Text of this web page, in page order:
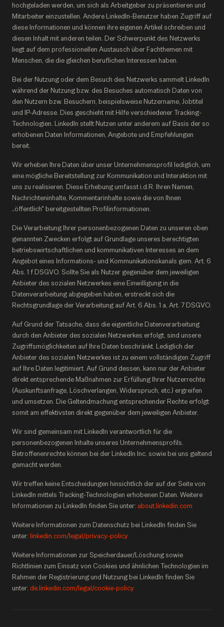
hochgeladen werden, um sich als Arbeitgeber zu präsentieren und
Mitarbeiter einzustellen. Andere LinkedIn-Benutzer haben Zugriff auf
diese Informationen und können ihre eigenen Artikel schreiben und
diesen Inhalt mit anderen teilen. Der Schwerpunkt des Netzwerks
liegt auf dem professionellen Austausch über Fachthemen mit
Menschen, die die gleichen beruflichen Interessen haben.
Bei der Nutzung oder dem Besuch des Netzwerks sammelt LinkedIn
während der Nutzung bzw. des Besuches automatisch Daten von
den Nutzern bzw. Besuchern, beispielsweise Nutzername, Jobtitel
und IP-Adresse. Dies geschieht mit Hilfe verschiedener Tracking-
Technologien. LinkedIn stellt Nutzen unter anderem auf Basis der so
erhobenen Daten Informationen, Angebote und Empfehlungen
bereit.
Wir erheben Ihre Daten über unser Unternehmensprofil lediglich, um
eine mögliche Bereitstellung zur Kommunikation und Interaktion mit
uns zu realisieren. Diese Erhebung umfasst i.d.R. Ihren Namen,
Nachrichteninhalte, Kommentarinhalte sowie die von Ihnen
„öffentlich" bereitgestellten Profilinformationen.
Die Verarbeitung Ihrer personenbezogenen Daten zu unseren oben
genannten Zwecken erfolgt auf Grundlage unseres berechtigten
betriebswirtschaftlichen und kommunikativen Interesses an dem
Angebot eines Informations- und Kommunikationskanals gem. Art. 6
Abs. 1 f DSGVO. Sollte Sie als Nutzer gegenüber dem jeweiligen
Anbieter des sozialen Netzwerkes eine Einwilligung in die
Datenverarbeitung abgegeben haben, erstreckt sich die
Rechtsgrundlage der Verarbeitung auf Art. 6 Abs. 1 a, Art. 7 DSGVO.
Auf Grund der Tatsache, dass die eigentliche Datenverarbeitung
durch den Anbieter des sozialen Netzwerkes erfolgt, sind unsere
Zugriffsmöglichkeiten auf Ihre Daten beschränkt. Lediglich der
Anbieter des sozialen Netzwerkes ist zu einem vollständigen Zugriff
auf Ihre Daten legitimiert. Auf Grund dessen, kann nur der Anbieter
direkt entsprechende Maßnahmen zur Erfüllung Ihrer Nutzerrechte
(Auskunftsanfrage, Löschverlangen, Widerspruch, etc.) ergreifen
und umsetzen. Die Geltendmachung entsprechender Rechte erfolgt
somit am effektivsten direkt gegenüber dem jeweiligen Anbieter.
Wir sind gemeinsam mit LinkedIn verantwortlich für die
personenbezogenen Inhalte unseres Unternehmensprofils.
Betroffenenrechte können bei der LinkedIn Inc. sowie bei uns geltend
gemacht werden.
Wir treffen keine Entscheidungen hinsichtlich der auf der Seite von
LinkedIn mittels Tracking-Technologien erhobenen Daten. Weitere
Informationen zu LinkedIn finden Sie unter: about.linkedin.com
Weitere Informationen zum Datenschutz bei LinkedIn finden Sie
unter: linkedin.com/legal/privacy-policy
Weitere Informationen zur Speicherdauer/Löschung sowie
Richtlinien zum Einsatz von Cookies und ähnlichen Technologien im
Rahmen der Registrierung und Nutzung bei LinkedIn finden Sie
unter: de.linkedin.com/legal/cookie-policy